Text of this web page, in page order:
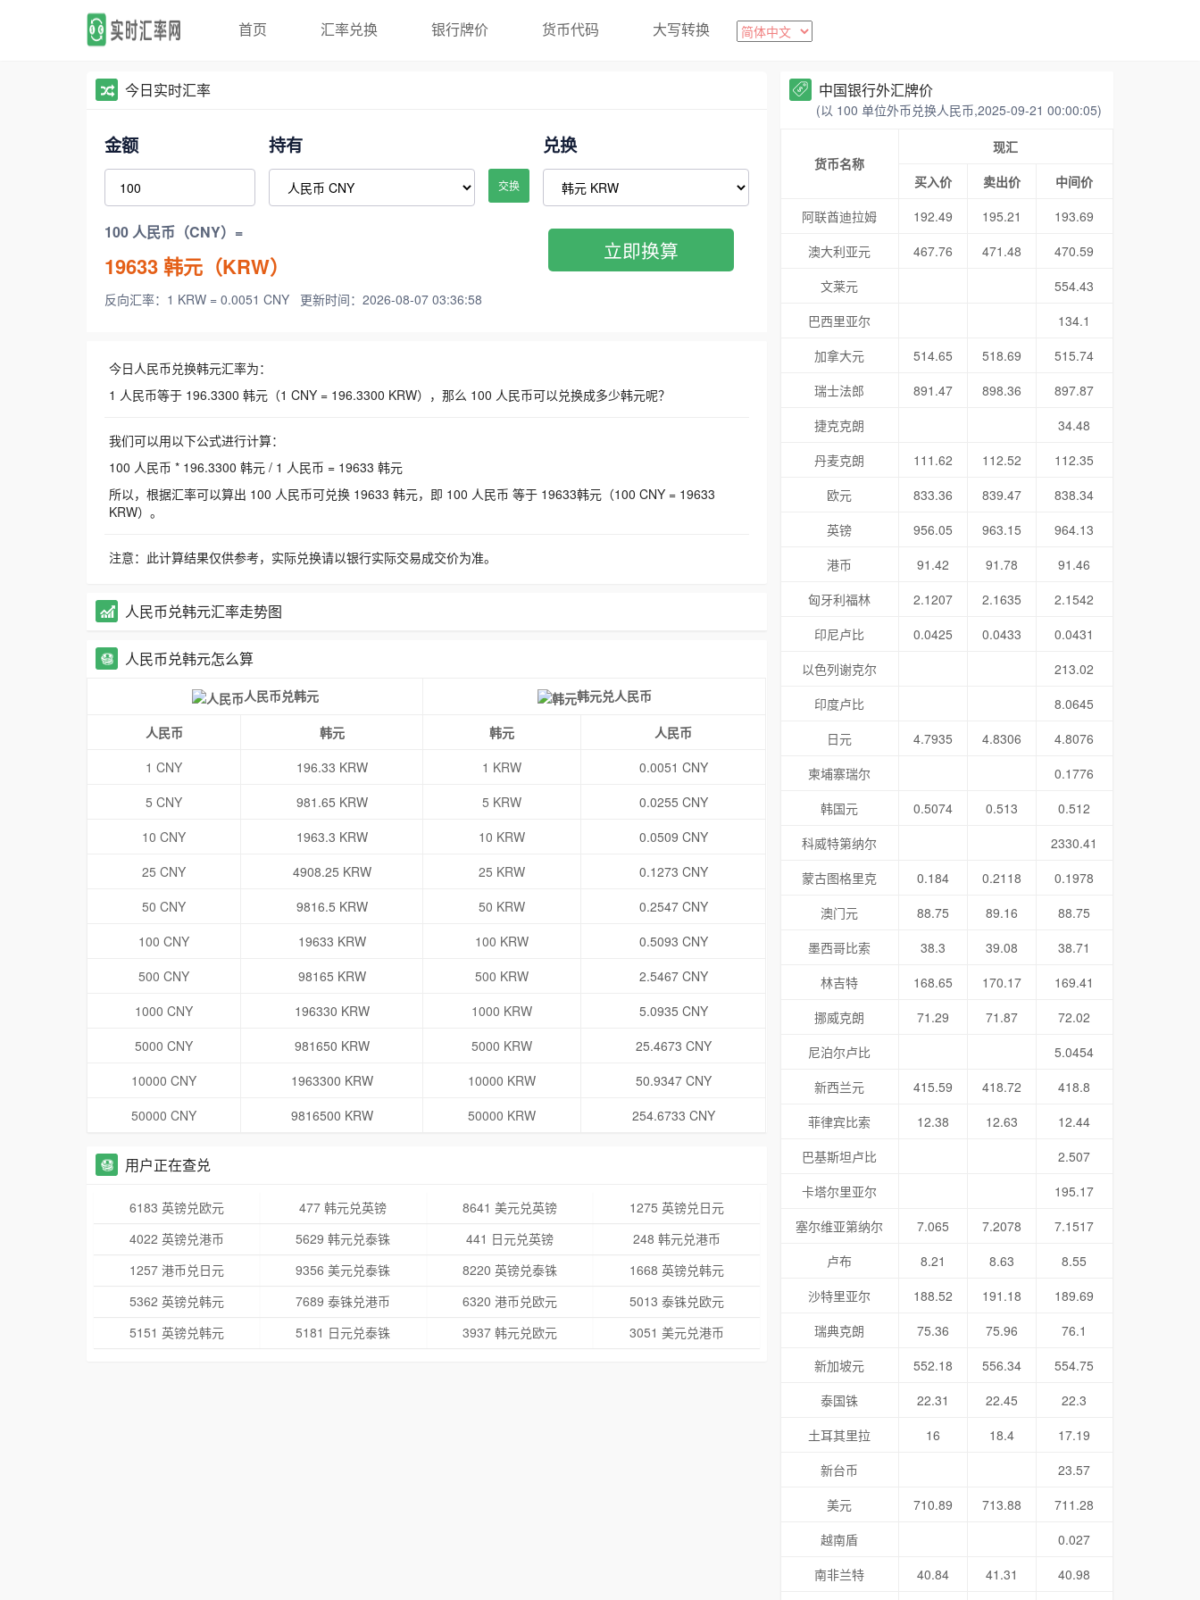
首页 汇率兑换 银行牌价 货币代码 大写转换
今日实时汇率
金额 持有
交换
兑换
100 人民币（CNY）=
19633韩元（KRW）
反向汇率：1 KRW = 0.0051 CNY 更新时间：2026-08-07 03:36:58
立即换算
今日人民币兑换韩元汇率为：
1 人民币等于 196.3300 韩元（1 CNY = 196.3300 KRW），那么 100 人民币可以兑换成多少韩元呢？
我们可以用以下公式进行计算：
100 人民币 * 196.3300 韩元 / 1 人民币 = 19633 韩元
所以，根据汇率可以算出 100 人民币可兑换 19633 韩元，即 100 人民币 等于 19633韩元（100 CNY = 19633
KRW）。
注意：此计算结果仅供参考，实际兑换请以银行实际交易成交价为准。
人民币兑韩元汇率走势图
人民币兑韩元怎么算
人民币兑韩元 韩元兑人民币
人民币 韩元 韩元
人民币
1 CNY
196.33 KRW 1 KRW
0.0051 CNY
5 CNY
981.65 KRW 5 KRW
0.0255 CNY
10 CNY
1963.3 KRW 10 KRW
0.0509 CNY
25 CNY
4908.25 KRW 25 KRW
0.1273 CNY
50 CNY
9816.5 KRW 50 KRW
0.2547 CNY
100 CNY
19633 KRW 100 KRW
0.5093 CNY
500 CNY
98165 KRW 500 KRW
2.5467 CNY
1000 CNY
196330 KRW 1000 KRW
5.0935 CNY
5000 CNY
981650 KRW 5000 KRW
25.4673 CNY
10000 CNY
1963300 KRW 10000 KRW
50.9347 CNY
50000 CNY
9816500 KRW 50000 KRW 254.6733 CNY
用户正在查兑
6183 英镑兑欧元 477 韩元兑英镑 8641 美元兑英镑
1275 英镑兑日元
4022 英镑兑港币
5629 韩元兑泰铢 441 日元兑英镑
248 韩元兑港币
1257 港币兑日元
9356 美元兑泰铢 8220 英镑兑泰铢
1668 英镑兑韩元
5362 英镑兑韩元
7689 泰铢兑港币 6320 港币兑欧元
5013 泰铢兑欧元
5151 英镑兑韩元
5181 日元兑泰铢 3937 韩元兑欧元 3051 美元兑港币
中国银行外汇牌价
(以 100 单位外币兑换人民币,2025-09-21 00:00:05)
货币名称
现汇
买入价
卖出价
中间价
阿联酋迪拉姆
192.49 195.21
193.69
澳大利亚元
467.76 471.48
470.59
文莱元
554.43
巴西里亚尔
134.1
加拿大元
514.65 518.69
515.74
瑞士法郎
891.47 898.36
897.87
捷克克朗
34.48
丹麦克朗
111.62 112.52
112.35
欧元
833.36 839.47
838.34
英镑
956.05 963.15
964.13
港币
91.42 91.78
91.46
匈牙利福林
2.1207 2.1635
2.1542
印尼卢比
0.0425 0.0433
0.0431
以色列谢克尔
213.02
印度卢比
8.0645
日元
4.7935 4.8306
4.8076
柬埔寨瑞尔
0.1776
韩国元
0.5074 0.513
0.512
科威特第纳尔
2330.41
蒙古图格里克
0.184 0.2118
0.1978
澳门元
88.75 89.16
88.75
墨西哥比索
38.3 39.08
38.71
林吉特
168.65 170.17
169.41
挪威克朗
71.29 71.87
72.02
尼泊尔卢比
5.0454
新西兰元
415.59 418.72
418.8
菲律宾比索
12.38 12.63
12.44
巴基斯坦卢比
2.507
卡塔尔里亚尔
195.17
塞尔维亚第纳尔
7.065 7.2078
7.1517
卢布
8.21 8.63
8.55
沙特里亚尔
188.52 191.18
189.69
瑞典克朗
75.36 75.96
76.1
新加坡元
552.18 556.34
554.75
泰国铢
22.31 22.45
22.3
土耳其里拉
16 18.4
17.19
新台币
23.57
美元
710.89 713.88
711.28
越南盾
0.027
南非兰特
40.84 41.31 40.98